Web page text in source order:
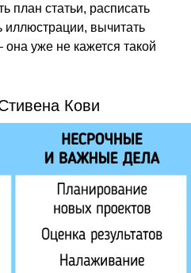
план статьи, расписать
иллюстрации, вычитать
уже не кажется такой
Кови